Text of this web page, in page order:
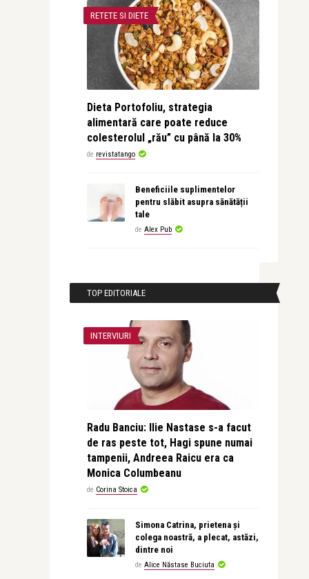
RETETE SI DIETE
Dieta Portofoliu, strategia
alimentară care poate reduce
colesterolul „rău” cu până la 30%
de revistatango
Beneficiile suplimentelor
pentru slăbit asupra sănătății
tale
de Alex Pub
TOP EDITORIALE
INTERVIURI
Radu Banciu: Ilie Nastase s-a facut
de ras peste tot, Hagi spune numai
tampenii, Andreea Raicu era ca
Monica Columbeanu
de Corina Stoica
Simona Catrina, prietena și
colega noastră, a plecat, astăzi,
dintre noi
de Alice Năstase Buciuta